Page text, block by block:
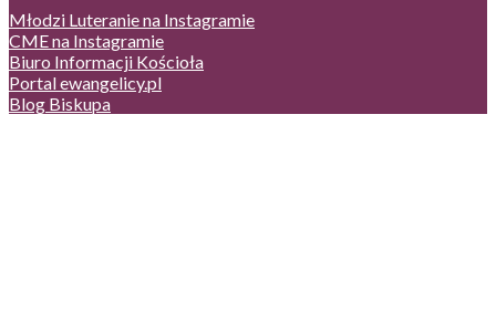
Młodzi Luteranie na Instagramie
CME na Instagramie
Biuro Informacji Kościoła
Portal ewangelicy.pl
Blog Biskupa